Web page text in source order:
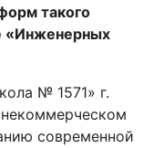
такого
«Инженерных
№ 1571» г.
современной